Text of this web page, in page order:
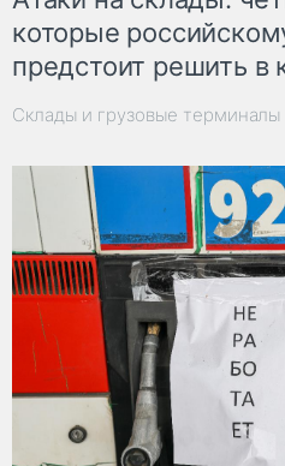
которые
предстоит решить в
Склады и грузовые терминалы